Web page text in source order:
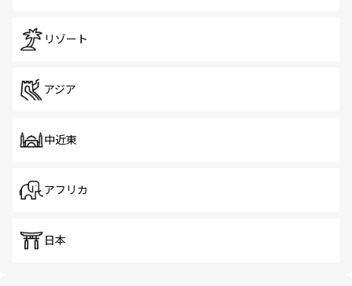
リゾート
アジア
中近東
アフリカ
日本